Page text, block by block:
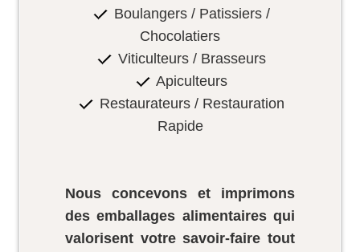
Boulangers / Patissiers /
Chocolatiers
Viticulteurs / Brasseurs
Apiculteurs
Restaurateurs / Restauration
Rapide
Nous concevons et imprimons
des emballages alimentaires qui
valorisent votre savoir-faire tout